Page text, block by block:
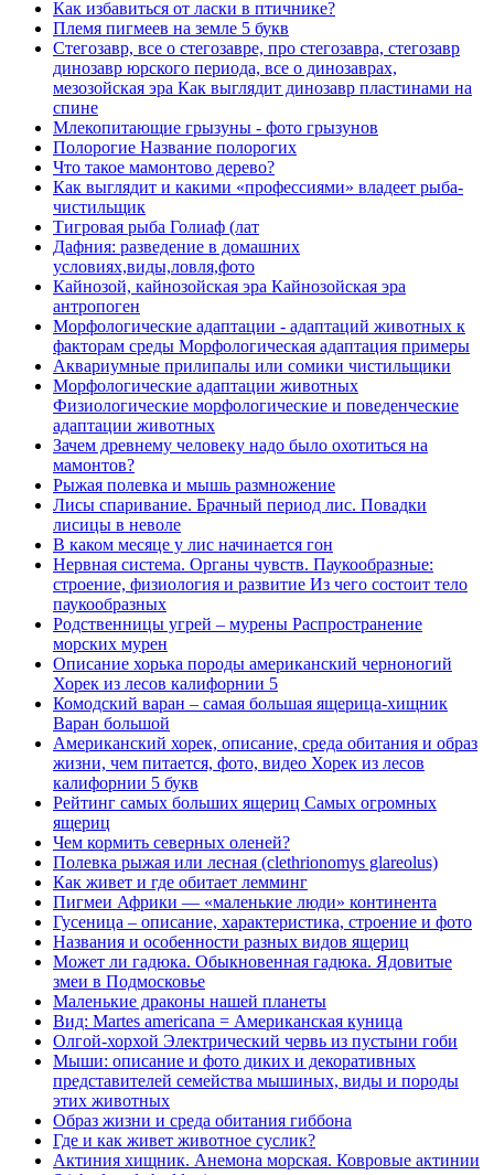
Как избавиться от ласки в птичнике?
Племя пигмеев на земле 5 букв
Стегозавр, все о стегозавре, про стегозавра, стегозавр
динозавр юрского периода, все о динозаврах,
мезозойская эра Как выглядит динозавр пластинами на
спине
Млекопитающие грызуны - фото грызунов
Полорогие Название полорогих
Что такое мамонтово дерево?
Как выглядит и какими «профессиями» владеет рыба-
чистильщик
Тигровая рыба Голиаф (лат
Дафния: разведение в домашних
условиях,виды,ловля,фото
Кайнозой, кайнозойская эра Кайнозойская эра
антропоген
Морфологические адаптации - адаптаций животных к
факторам среды Морфологическая адаптация примеры
Аквариумные прилипалы или сомики чистильщики
Морфологические адаптации животных
Физиологические морфологические и поведенческие
адаптации животных
Зачем древнему человеку надо было охотиться на
мамонтов?
Рыжая полевка и мышь размножение
Лисы спаривание. Брачный период лис. Повадки
лисицы в неволе
В каком месяце у лис начинается гон
Нервная система. Органы чувств. Паукообразные:
строение, физиология и развитие Из чего состоит тело
паукообразных
Родственницы угрей – мурены Распространение
морских мурен
Описание хорька породы американский черноногий
Хорек из лесов калифорнии 5
Комодский варан – самая большая ящерица-хищник
Варан большой
Американский хорек, описание, среда обитания и образ
жизни, чем питается, фото, видео Хорек из лесов
калифорнии 5 букв
Рейтинг самых больших ящериц Самых огромных
ящериц
Чем кормить северных оленей?
Полевка рыжая или лесная (clethrionomys glareolus)
Как живет и где обитает лемминг
Пигмеи Африки — «маленькие люди» континента
Гусеница – описание, характеристика, строение и фото
Названия и особенности разных видов ящериц
Может ли гадюка. Обыкновенная гадюка. Ядовитые
змеи в Подмосковье
Маленькие драконы нашей планеты
Вид: Martes americana = Американская куница
Олгой-хорхой Электрический червь из пустыни гоби
Мыши: описание и фото диких и декоративных
представителей семейства мышиных, виды и породы
этих животных
Образ жизни и среда обитания гиббона
Где и как живет животное суслик?
Актиния хищник. Анемона морская. Ковровые актинии